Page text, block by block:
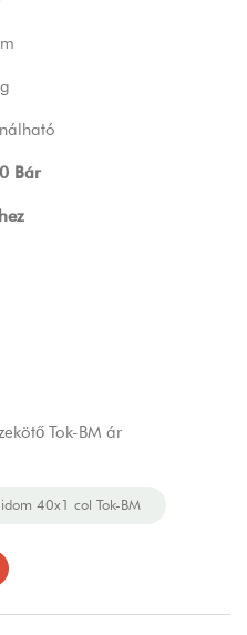
Bár
Tok-BM ár
40x1 col Tok-BM